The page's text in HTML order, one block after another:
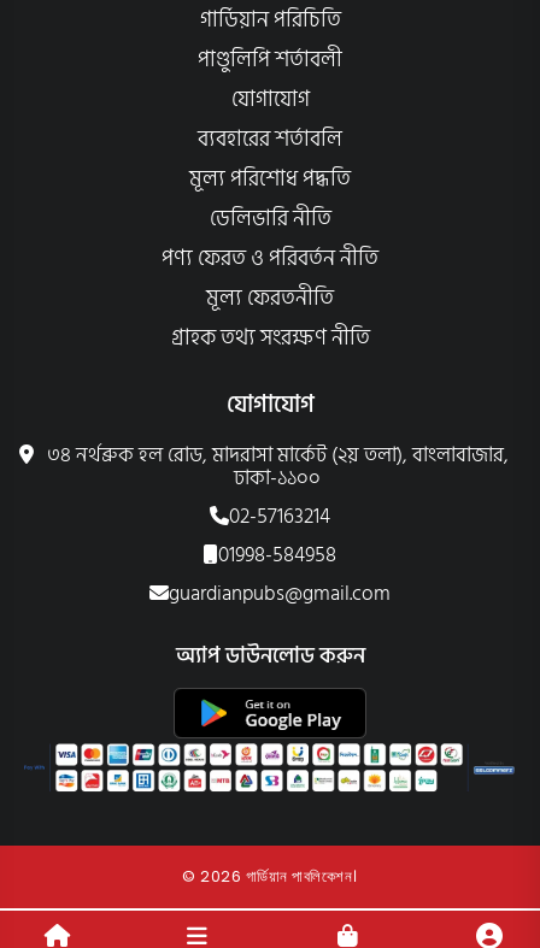
গার্ডিয়ান পরিচিতি
পাণ্ডুলিপি শর্তাবলী
যোগাযোগ
ব্যবহারের শর্তাবলি
মূল্য পরিশোধ পদ্ধতি
ডেলিভারি নীতি
পণ্য ফেরত ও পরিবর্তন নীতি
মূল্য ফেরতনীতি
গ্রাহক তথ্য সংরক্ষণ নীতি
যোগাযোগ
৩৪ নর্থব্রুক হল রোড, মাদরাসা মার্কেট (২য় তলা), বাংলাবাজার,
ঢাকা-১১০০
02-57163214
01998-584958
guardianpubs@gmail.com
অ্যাপ ডাউনলোড করুন
© 2026 গার্ডিয়ান পাবলিকেশন।